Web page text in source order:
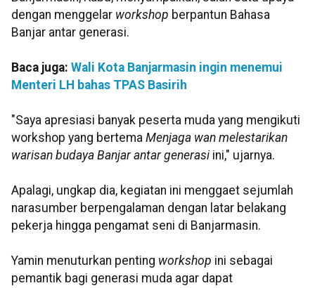
dengan menggelar workshop berpantun Bahasa
Banjar antar generasi.
Baca juga: Wali Kota Banjarmasin ingin menemui
Menteri LH bahas TPAS Basirih
"Saya apresiasi banyak peserta muda yang mengikuti
workshop yang bertema Menjaga wan melestarikan
warisan budaya Banjar antar generasi ini," ujarnya.
Apalagi, ungkap dia, kegiatan ini menggaet sejumlah
narasumber berpengalaman dengan latar belakang
pekerja hingga pengamat seni di Banjarmasin.
Yamin menuturkan penting workshop ini sebagai
pemantik bagi generasi muda agar dapat